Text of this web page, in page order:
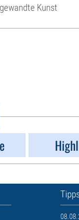
Kunst